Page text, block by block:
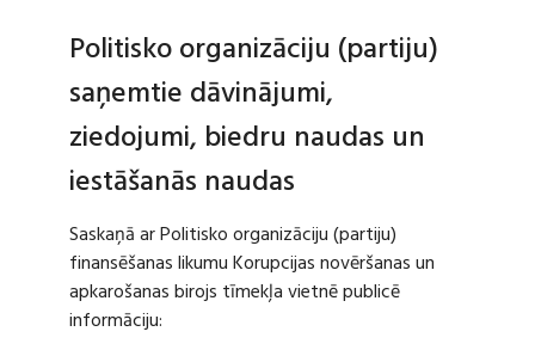
Politisko organizāciju (partiju)
saņemtie dāvinājumi,
ziedojumi, biedru naudas un
iestāšanās naudas
Saskaņā ar Politisko organizāciju (partiju)
finansēšanas likumu Korupcijas novēršanas un
apkarošanas birojs tīmekļa vietnē publicē
informāciju: